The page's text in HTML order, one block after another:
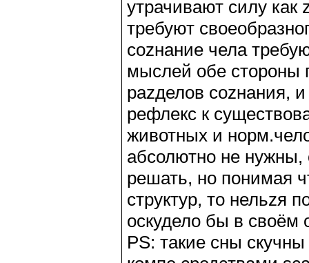
утрачивают силу как
требуют
соzнание чела
мыслей обе стороны
раzделов соzнания,
рефлекс к
животных и
абсолютно не
решать, но понимая
структур, то нельzя
оскудело бы в
PS: такие сны